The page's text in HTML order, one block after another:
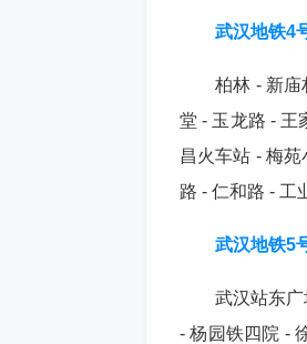
武汉地铁4
柏林 - 新庙
堂 - 玉龙路 - 王
昌火车站 - 梅
路 - 仁和路 - 工
武汉地铁5
武汉站东
- 杨园铁四院 -